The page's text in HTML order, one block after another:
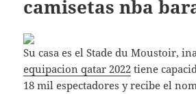
camisetas nba
Su casa es el Stade du Moustoir,
equipacion qatar 2022 tiene
18 mil espectadores y recibe el